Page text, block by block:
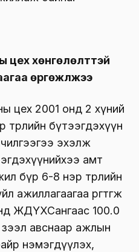
цех хөнгөлөлттэй
өргөжүүлжээ
цех 2001 онд 2 хүний
бүтээгдэхүүн
эхэлж
амт
бүр 6-8 нэр төрлийн
ажиллагаагаа өргөтгөж
ЖДҮХСангаас 100.0
зээл авснаар ажлын
нэмэгдүүлэх,